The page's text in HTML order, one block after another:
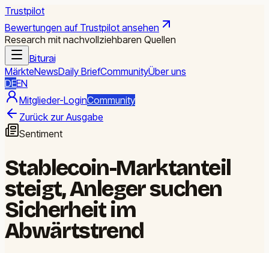
Trustpilot
Bewertungen auf Trustpilot ansehen
Research mit nachvollziehbaren Quellen
Biturai
MärkteNewsDaily BriefCommunityÜber uns
DEEN
Mitglieder-LoginCommunity
Zurück zur Ausgabe
Sentiment
Stablecoin-Marktanteil
steigt, Anleger suchen
Sicherheit im
Abwärtstrend